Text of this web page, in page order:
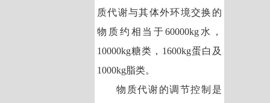
质代谢与其体外环境交换的
物质约相当于60000kg水，
10000kg糖类，1600kg蛋白及
1000kg脂类。
物质代谢的调节控制是